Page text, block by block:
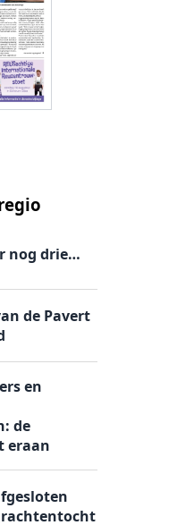
nog drie…
de Pavert
en
de
eraan